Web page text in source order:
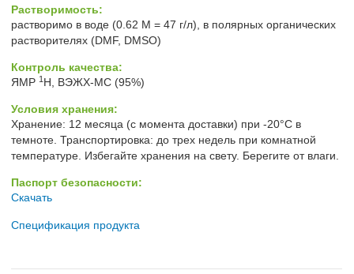
Растворимость:
растворимо в воде (0.62 М = 47 г/л), в полярных органических
растворителях (DMF, DMSO)
Контроль качества:
ЯМР 1 H, ВЭЖХ-МС (95%)
Условия хранения:
Хранение: 12 месяца (с момента доставки) при -20°C в
темноте. Транспортировка: до трех недель при комнатной
температуре. Избегайте хранения на свету. Берегите от влаги.
Паспорт безопасности:
Скачать
Спецификация продукта